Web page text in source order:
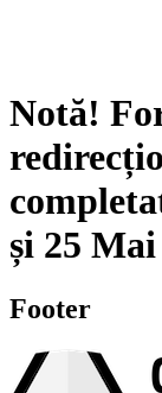
Notă!
și 25 Mai
Footer